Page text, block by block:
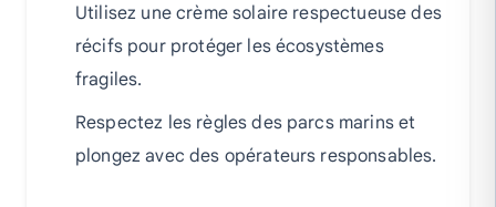
Utilisez une crème solaire respectueuse des
récifs pour protéger les écosystèmes
fragiles.
Respectez les règles des parcs marins et
plongez avec des opérateurs responsables.